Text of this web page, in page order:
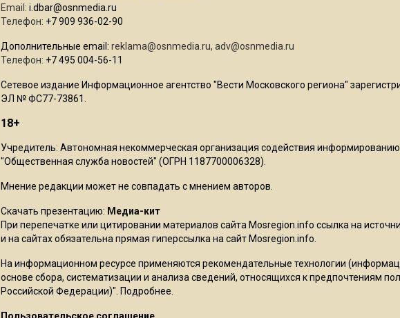
Email: i.dbar@osnmedia.ru
Телефон: +7 909 936-02-90
Дополнительные email: reklama@osnmedia.ru, adv@osnmedia.ru
Телефон: +7 495 004-56-11
Сетевое издание Информационное агентство "Вести Московского региона"
ЭЛ № ФС77-73861.
18+
Учредитель: Автономная некоммерческая организация содействия
"Общественная служба новостей" (ОГРН 1187700006328).
Мнение редакции может не совпадать с мнением авторов.
Скачать презентацию: Медиа-кит
При перепечатке или цитировании материалов сайта Mosregion.info ссылка на
и на сайтах обязательна прямая гиперссылка на сайт Mosregion.info.
На информационном ресурсе применяются рекомендательные технологии
основе сбора, систематизации и анализа сведений, относящихся к предпочтениям
Российской Федерации)". Подробнее